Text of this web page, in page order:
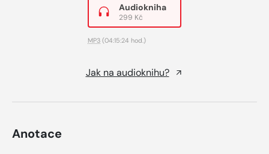
Audiokniha
299 Kč
MP3 (04:15:24 hod.)
Jak na audioknihu?
Anotace